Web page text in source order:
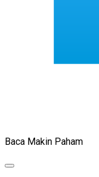
Baca Makin Paham
Expand